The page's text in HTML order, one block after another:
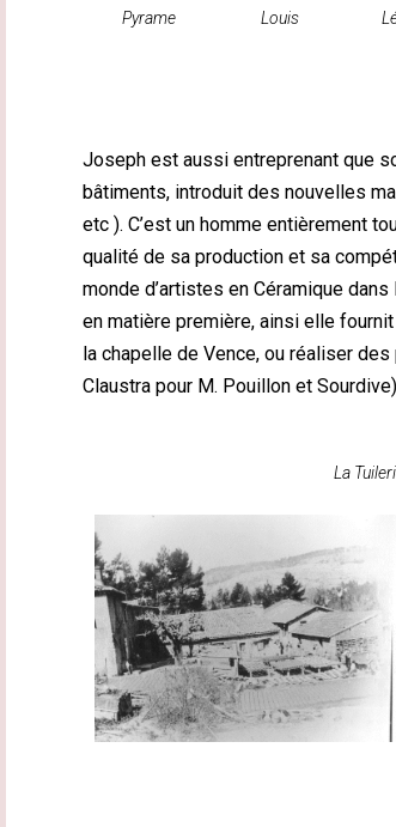
Pyrame Louis
Joseph est aussi entreprenant que
bâtiments, introduit des nouvelles
etc ). C’est un homme entièrement
qualité de sa production et sa
monde d’artistes en Céramique
en matière première, ainsi elle
la chapelle de Vence, ou réaliser
Claustra pour M. Pouillon et
La